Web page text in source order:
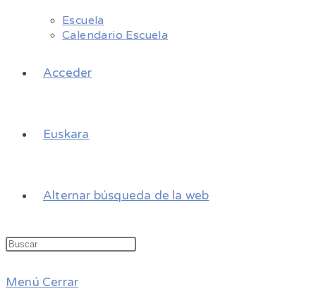
Escuela
Calendario Escuela
Acceder
Euskara
Alternar búsqueda de la web
Menú Cerrar